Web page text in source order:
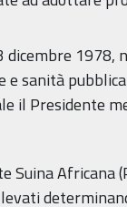
dicembre 1978,
e sanità
il Presidente
Suina Africana